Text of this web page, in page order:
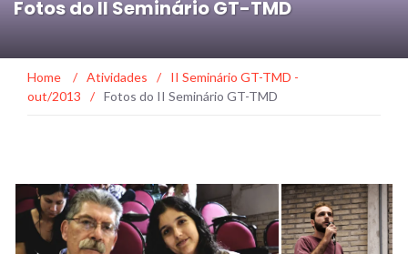
Fotos do II Seminário GT-TMD
Home / Atividades /
II Seminário GT-TMD -
out/2013
/ Fotos do II Seminário GT-TMD